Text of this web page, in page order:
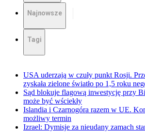
Najnowsze
Tagi
USA uderzają w czuły punkt Rosji.
zyskała zielone światło po 1,5 roku
Sąd blokuje flagową inwestycję przy
może być wściekły
Islandia i Czarnogóra razem w UE.
możliwy termin
Izrael: Dymisje za nieudany zamach